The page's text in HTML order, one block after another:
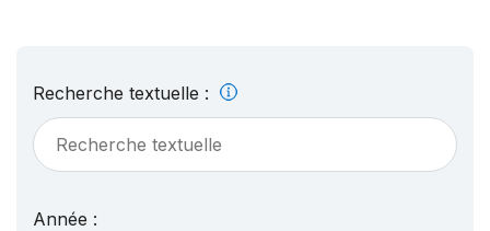
Recherche textuelle :
Année :